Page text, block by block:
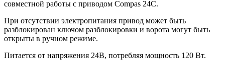
совместной работы с приводом Compas 24C.
При отсутствии электропитания привод может быть
разблокирован ключом разблокировки и ворота могут быть
открыты в ручном режиме.
Питается от напряжения 24В, потребляя мощность 120 Вт.